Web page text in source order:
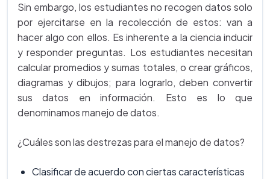
Sin embargo, los estudiantes no recogen datos solo
por ejercitarse en la recolección de estos: van a
hacer algo con ellos. Es inherente a la ciencia inducir
y responder preguntas. Los estudiantes necesitan
calcular promedios y sumas totales, o crear gráficos,
diagramas y dibujos; para lograrlo, deben convertir
sus datos en información. Esto es lo que
denominamos manejo de datos.
¿Cuáles son las destrezas para el manejo de datos?
Clasificar de acuerdo con ciertas características